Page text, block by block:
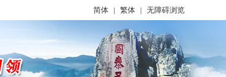
简体 | 繁体 | 无障碍浏览